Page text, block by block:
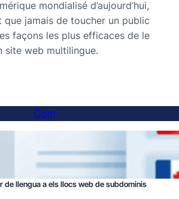
mondialisé d’aujourd’hui,
jamais de toucher un public
façons les plus efficaces de le
site web multilingue.
Com
de llengua a els llocs web de subdominis